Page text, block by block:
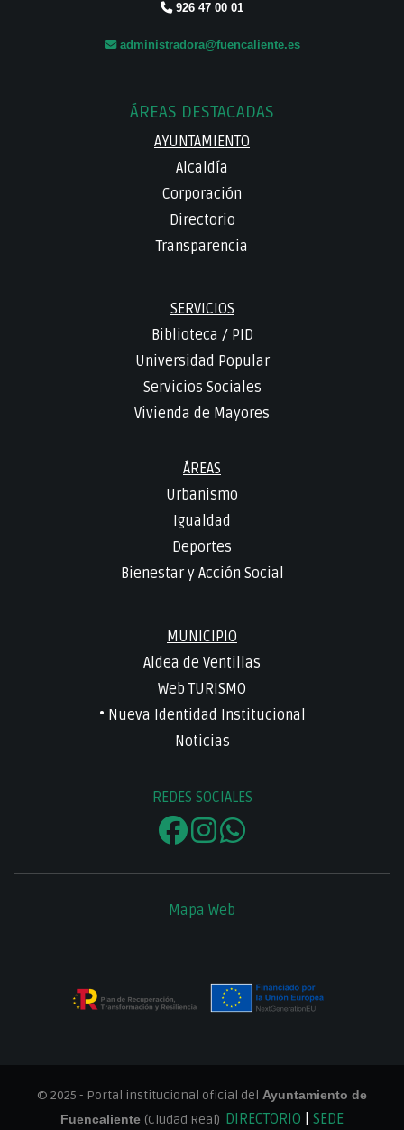
926 47 00 01
administradora@fuencaliente.es
ÁREAS DESTACADAS
AYUNTAMIENTO
Alcaldía
Corporación
Directorio
Transparencia
SERVICIOS
Biblioteca / PID
Universidad Popular
Servicios Sociales
Vivienda de Mayores
ÁREAS
Urbanismo
Igualdad
Deportes
Bienestar y Acción Social
MUNICIPIO
Aldea de Ventillas
Web TURISMO
• Nueva Identidad Institucional
Noticias
REDES SOCIALES
Mapa Web
© 2025 - Portal institucional oficial del Ayuntamiento de
Fuencaliente (Ciudad Real) DIRECTORIO SEDE